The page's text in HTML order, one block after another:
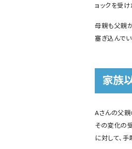
ョックを受け
母親も父親
塞ぎ込んでい
家族
Aさんの父親
その変化の
に対して、